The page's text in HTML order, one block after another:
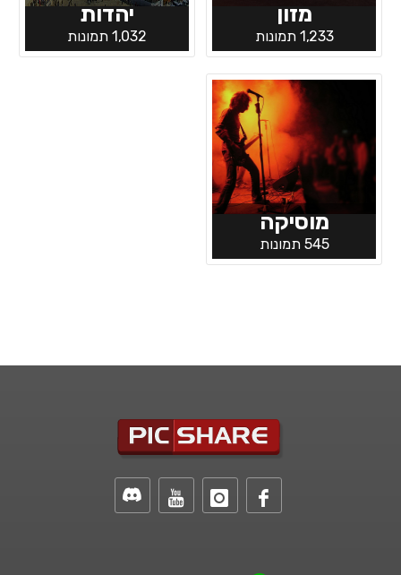
מזון
1,233 תמונות
יהדות
1,032 תמונות
מוסיקה
545 תמונות